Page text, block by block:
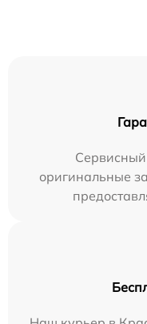
Сервисный
оригинальные